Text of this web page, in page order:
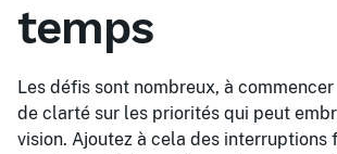
temps
Les défis sont nombreux, à
de clarté sur les priorités qui peut
vision. Ajoutez à cela des interruptions